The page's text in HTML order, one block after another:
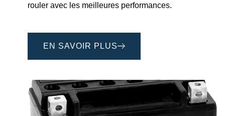
rouler avec les meilleures performances.
EN SAVOIR PLUS